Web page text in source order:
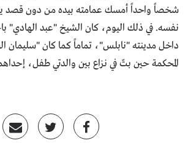
شخصاً واحداً أمسك عمامته بيده من دون
نفسه. في ذلك اليوم، كان الشيخ "عبد الهادي"
داخل مدينته "نابلس"، تماماً كما كان "سليمان
المحكمة حين بتّ في نزاع بين والدتي طفل،